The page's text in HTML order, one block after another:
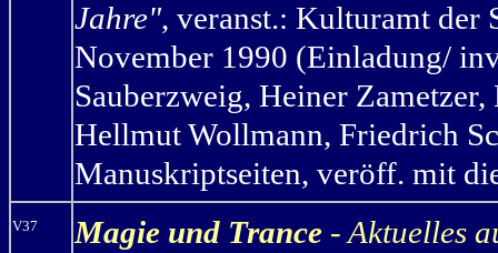
Jahre", veranst.: Kulturamt
November 1990 (Einladung/
Sauberzweig, Heiner
Hellmut Wollmann, Friedrich
Manuskriptseiten, veröff. mit
V37 Magie und Trance - Aktuelles